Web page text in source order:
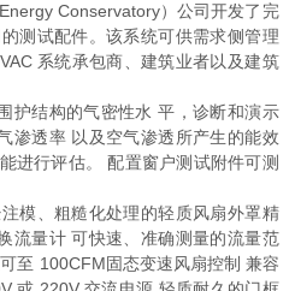
Conservatory）公司开发了完
测试配件。该系统可供需求侧管理
系统承包商、建筑业者以及建筑
护结构的气密性水 平，诊断和演示
渗透率 以及空气渗透所产生的能效
进行评估。 配置窗户测试附件可测
模、粗糙化处理的轻质风扇外罩精
流量计 可快速、准确测量的流量范
至 100CFM固态变速风扇控制 兼容